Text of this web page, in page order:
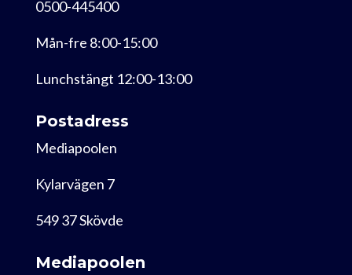
0500-445400
Mån-fre 8:00-15:00
Lunchstängt 12:00-13:00
Postadress
Mediapoolen
Kylarvägen 7
549 37 Skövde
Mediapoolen